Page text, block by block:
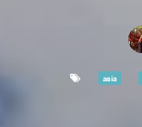
авіа